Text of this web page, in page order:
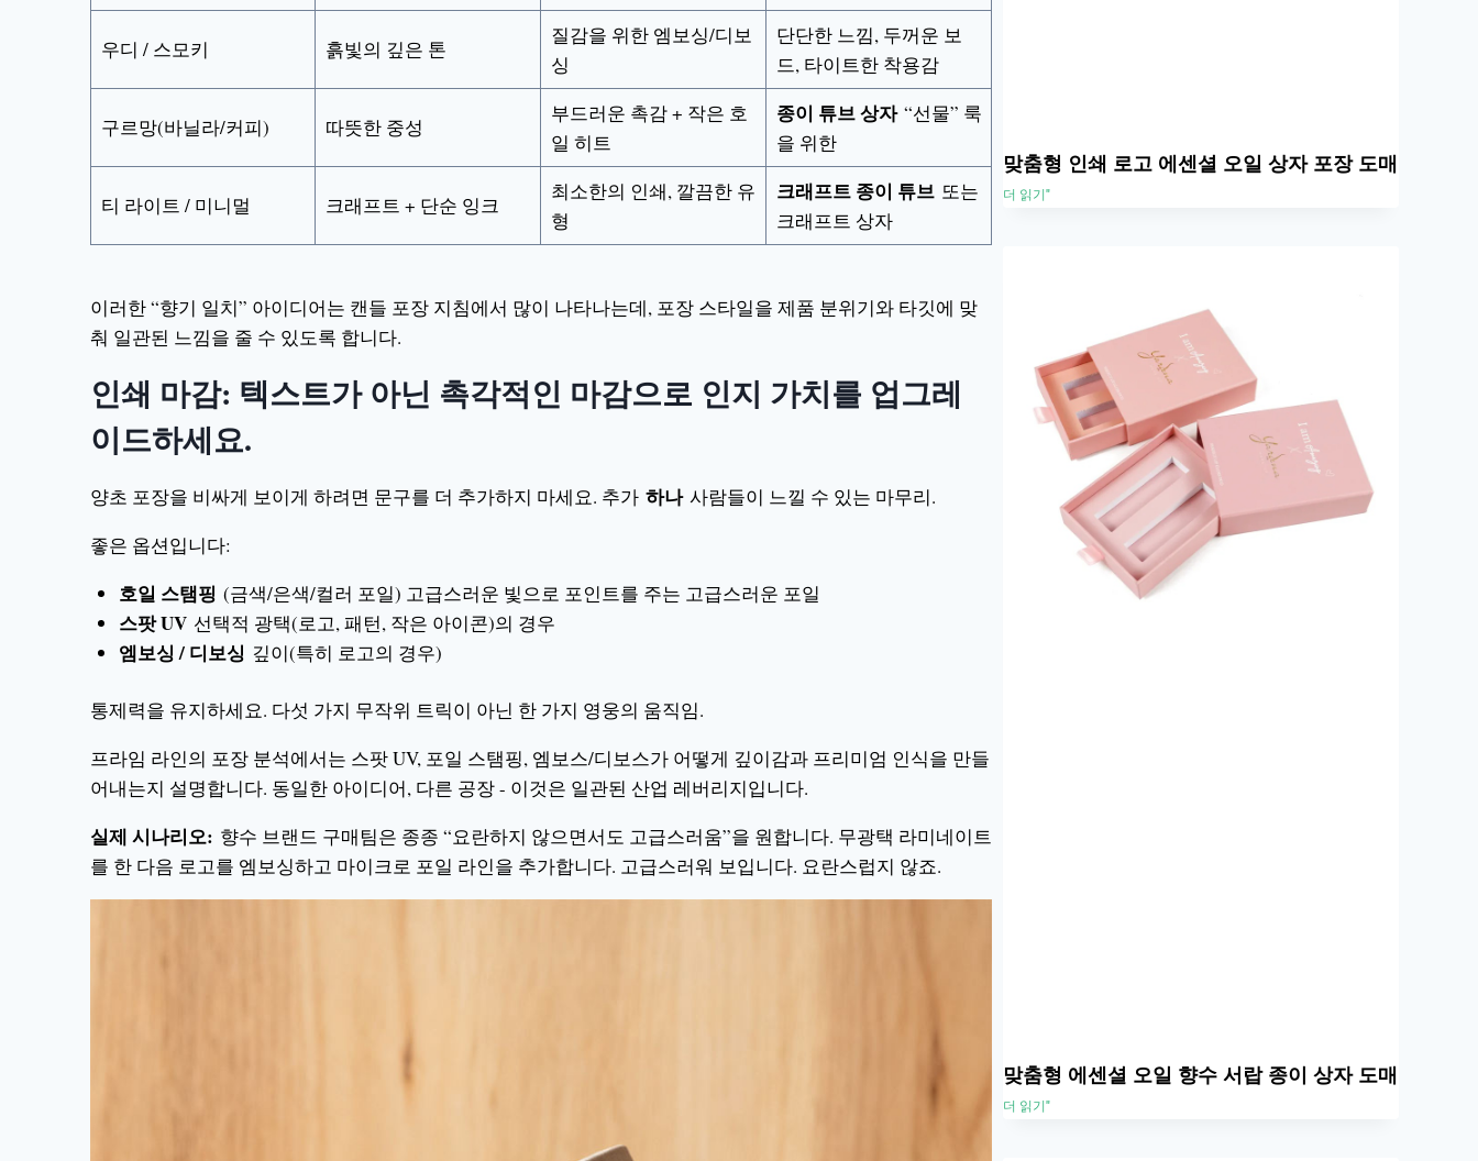
우디 / 스모키 흙빛의 깊은 톤
질감을 위한 엠보싱/디보
싱
단단한 느낌, 두꺼운 보
드, 타이트한 착용감
구르망(바닐라/커피) 따뜻한 중성
부드러운 촉감 + 작은 호
일 히트
종이 튜브 상자“선물” 룩
을 위한
티 라이트 / 미니멀 크래프트 + 단순 잉크
최소한의 인쇄, 깔끔한 유
형
크래프트 종이 튜브또는
크래프트 상자
이러한 “향기 일치” 아이디어는 캔들 포장 지침에서 많이 나타나는데, 포장 스타일을 제품 분위기와 타깃에 맞
춰 일관된 느낌을 줄 수 있도록 합니다.
인쇄 마감: 텍스트가 아닌 촉각적인 마감으로 인지 가치를 업그레
이드하세요.
양초 포장을 비싸게 보이게 하려면 문구를 더 추가하지 마세요. 추가 하나사람들이 느낄 수 있는 마무리.
좋은 옵션입니다:
호일 스탬핑 (금색/은색/컬러 포일) 고급스러운 빛으로 포인트를 주는 고급스러운 포일
스팟 UV선택적 광택(로고, 패턴, 작은 아이콘)의 경우
엠보싱 / 디보싱 깊이(특히 로고의 경우)
통제력을 유지하세요. 다섯 가지 무작위 트릭이 아닌 한 가지 영웅의 움직임.
프라임 라인의 포장 분석에서는 스팟 UV, 포일 스탬핑, 엠보스/디보스가 어떻게 깊이감과 프리미엄 인식을 만들
어내는지 설명합니다. 동일한 아이디어, 다른 공장 - 이것은 일관된 산업 레버리지입니다.
실제 시나리오: 향수 브랜드 구매팀은 종종 “요란하지 않으면서도 고급스러움”을 원합니다. 무광택 라미네이트
를 한 다음 로고를 엠보싱하고 마이크로 포일 라인을 추가합니다. 고급스러워 보입니다. 요란스럽지 않죠.
맞춤형 인쇄 로고 에센셜 오일 상자 포장 도매
더 읽기"
맞춤형 에센셜 오일 향수 서랍 종이 상자 도매
더 읽기"